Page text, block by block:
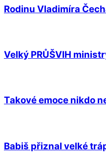
Rodinu Vladimíra
Velký PRŮŠVIH
Takové emoce nikdo
Babiš přiznal velké